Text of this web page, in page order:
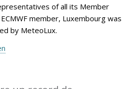
of all its Member
member, Luxembourg was
by MeteoLux.